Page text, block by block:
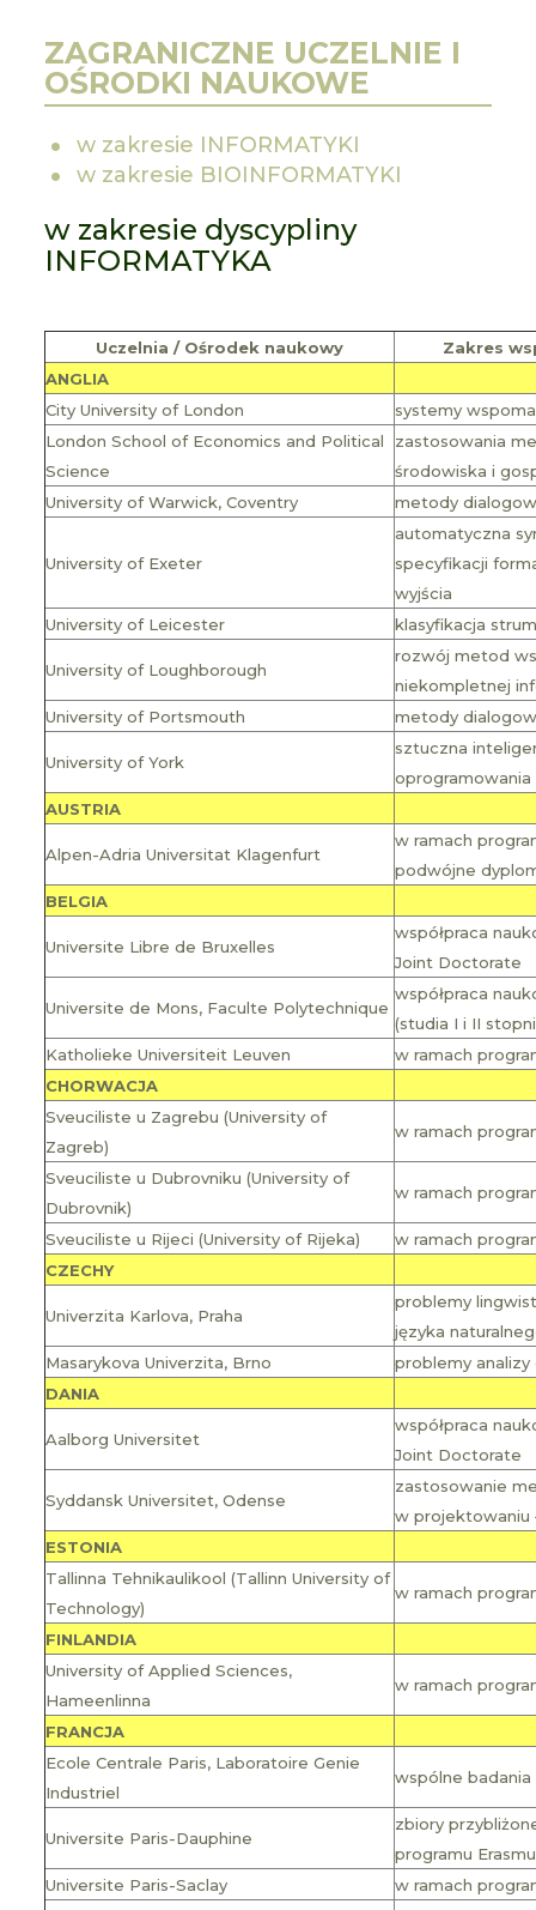
ZAGRANICZNE UCZELNIE I
OŚRODKI NAUKOWE
w zakresie INFORMATYKI
w zakresie BIOINFORMATYKI
w zakresie dyscypliny
INFORMATYKA
Uczelnia / Ośrodek naukowy
Zakres
ANGLIA
City University of London
systemy
London School of Economics and Political
Science
zastosowania
środowiska i
University of Warwick, Coventry
metody
University of Exeter
automatyczna
specyfikacji
wyjścia
University of Leicester
klasyfikacja
University of Loughborough
rozwój metod
niekompletnej
University of Portsmouth
metody
University of York
sztuczna
oprogramowania
AUSTRIA
Alpen-Adria Universitat Klagenfurt
w ramach
podwójne
BELGIA
Universite Libre de Bruxelles
współpraca
Joint Doctorate
Universite de Mons, Faculte Polytechnique
współpraca
(studia I i II
Katholieke Universiteit Leuven
w ramach
CHORWACJA
Sveuciliste u Zagrebu (University of
Zagreb)
w ramach
Sveuciliste u Dubrovniku (University of
Dubrovnik)
w ramach
Sveuciliste u Rijeci (University of Rijeka)
w ramach
CZECHY
Univerzita Karlova, Praha
problemy
języka
Masarykova Univerzita, Brno
problemy analizy
DANIA
Aalborg Universitet
współpraca
Joint Doctorate
Syddansk Universitet, Odense
zastosowanie
w projektowaniu
ESTONIA
Tallinna Tehnikaulikool (Tallinn University of
Technology)
w ramach
FINLANDIA
University of Applied Sciences,
Hameenlinna
w ramach
FRANCJA
Ecole Centrale Paris, Laboratoire Genie
Industriel
wspólne
Universite Paris-Dauphine
zbiory
programu
Universite Paris-Saclay
w ramach